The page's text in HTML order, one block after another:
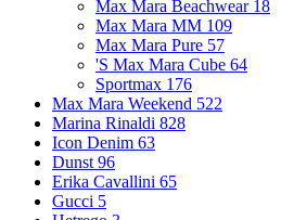
Max Mara Beachwear 18
Max Mara MM 109
Max Mara Pure 57
'S Max Mara Cube 64
Sportmax 176
Max Mara Weekend 522
Marina Rinaldi 828
Icon Denim 63
Dunst 96
Erika Cavallini 65
Gucci 5